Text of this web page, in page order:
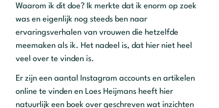
Waarom ik dit doe? Ik merkte dat ik enorm op zoek
was en eigenlijk nog steeds ben naar
ervaringsverhalen van vrouwen die hetzelfde
meemaken als ik. Het nadeel is, dat hier niet heel
veel over te vinden is.
Er zijn een aantal Instagram accounts en artikelen
online te vinden en Loes Heijmans heeft hier
natuurlijk een boek over geschreven wat inzichten